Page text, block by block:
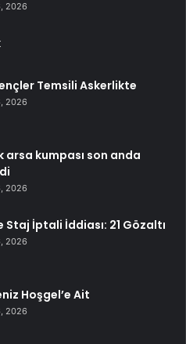
2026
Temsili Askerlikte
2026
arsa kumpası son anda
2026
Staj İptali İddiası: 21 Gözaltı
2026
Hoşgel’e Ait
2026